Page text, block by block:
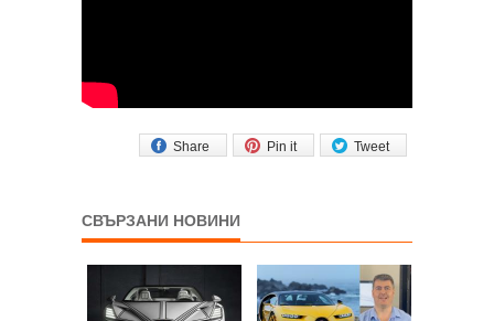
Tweet
Pin it
Share
СВЪРЗАНИ НОВИНИ